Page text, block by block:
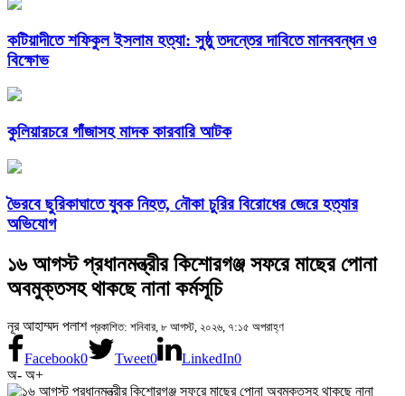
কটিয়াদীতে শফিকুল ইসলাম হত্যা: সুষ্ঠু তদন্তের দাবিতে মানববন্ধন ও
বিক্ষোভ
কুলিয়ারচরে গাঁজাসহ মাদক কারবারি আটক
ভৈরবে ছুরিকাঘাতে যুবক নিহত, নৌকা চুরির বিরোধের জেরে হত্যার
অভিযোগ
১৬ আগস্ট প্রধানমন্ত্রীর কিশোরগঞ্জ সফরে মাছের পোনা
অবমুক্তসহ থাকছে নানা কর্মসূচি
নূর আহাম্মদ পলাশ প্রকাশিত: শনিবার, ৮ আগস্ট, ২০২৬, ৭:১৫ অপরাহ্ণ
Facebook0 Tweet0 LinkedIn0
অ- অ+